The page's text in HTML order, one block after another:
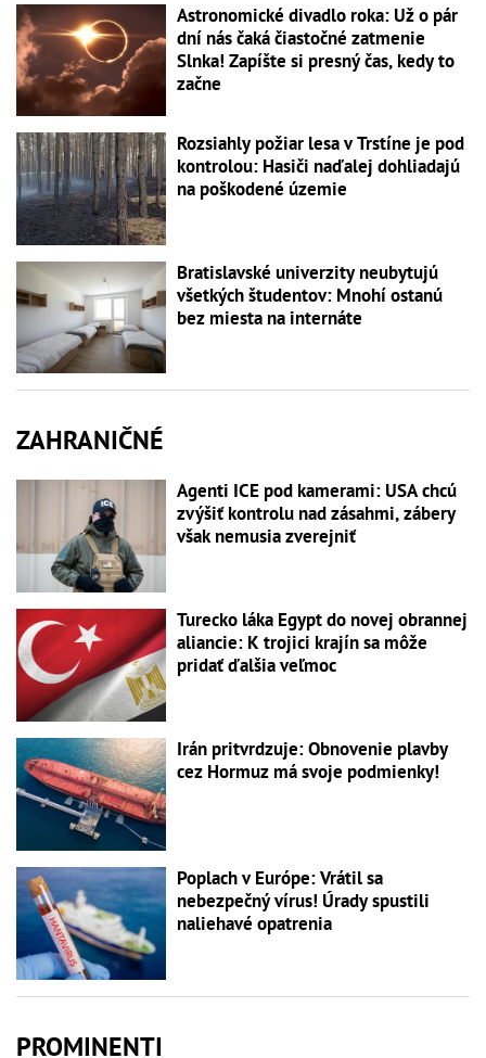
Astronomické divadlo roka: Už o pár
dní nás čaká čiastočné zatmenie
Slnka! Zapíšte si presný čas, kedy to
začne
Rozsiahly požiar lesa v Trstíne je pod
kontrolou: Hasiči naďalej dohliadajú
na poškodené územie
Bratislavské univerzity neubytujú
všetkých študentov: Mnohí ostanú
bez miesta na internáte
ZAHRANIČNÉ
Agenti ICE pod kamerami: USA chcú
zvýšiť kontrolu nad zásahmi, zábery
však nemusia zverejniť
Turecko láka Egypt do novej obrannej
aliancie: K trojici krajín sa môže
pridať ďalšia veľmoc
Irán pritvrdzuje: Obnovenie plavby
cez Hormuz má svoje podmienky!
Poplach v Európe: Vrátil sa
nebezpečný vírus! Úrady spustili
naliehavé opatrenia
PROMINENTI